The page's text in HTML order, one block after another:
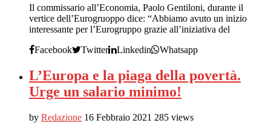
Il commissario all’Economia, Paolo Gentiloni, durante il
vertice dell’Eurogruoppo dice: “Abbiamo avuto un inizio
interessante per l’Eurogruppo grazie all’iniziativa del
Facebook
Twitter Linkedin Whatsapp
L’Europa e la piaga della povertà.
Urge un salario minimo!
by Redazione 16 Febbraio 2021 285 views